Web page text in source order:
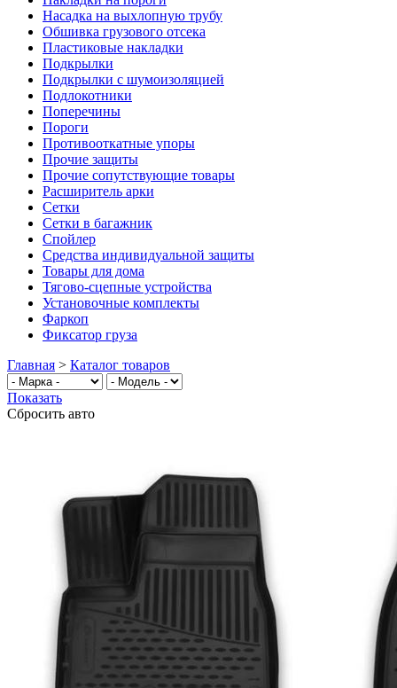
Насадка на выхлопную трубу
Обшивка грузового отсека
Пластиковые накладки
Подкрылки
Подкрылки с шумоизоляцией
Подлокотники
Поперечины
Пороги
Противооткатные упоры
Прочие защиты
Прочие сопутствующие товары
Расширитель арки
Сетки
Сетки в багажник
Спойлер
Средства индивидуальной защиты
Товары для дома
Тягово-сцепные устройства
Установочные комплекты
Фаркоп
Фиксатор груза
Главная > Каталог товаров
Показать
Сбросить авто